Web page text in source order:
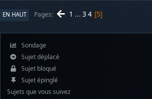
EN HAUT Pages 1 ... 3 4 5
Sondage
Sujet déplacé
Sujet bloqué
Sujet épinglé
Sujets que vous suivez